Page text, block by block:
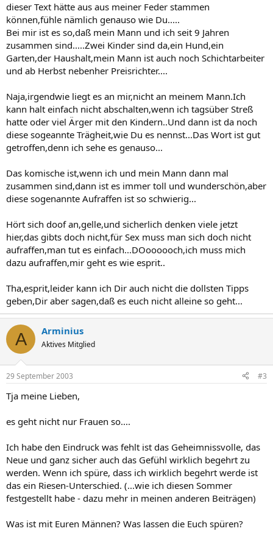
dieser Text hätte aus aus meiner Feder stammen
können,fühle nämlich genauso wie Du.....
Bei mir ist es so,daß mein Mann und ich seit 9 Jahren
zusammen sind.....Zwei Kinder sind da,ein Hund,ein
Garten,der Haushalt,mein Mann ist auch noch Schichtarbeiter
und ab Herbst nebenher Preisrichter....
Naja,irgendwie liegt es an mir,nicht an meinem Mann.Ich
kann halt einfach nicht abschalten,wenn ich tagsüber Streß
hatte oder viel Ärger mit den Kindern..Und dann ist da noch
diese sogeannte Trägheit,wie Du es nennst...Das Wort ist gut
getroffen,denn ich sehe es genauso...
Das komische ist,wenn ich und mein Mann dann mal
zusammen sind,dann ist es immer toll und wunderschön,aber
diese sogenannte Aufraffen ist so schwierig...
Hört sich doof an,gelle,und sicherlich denken viele jetzt
hier,das gibts doch nicht,für Sex muss man sich doch nicht
aufraffen,man tut es einfach...DOoooooch,ich muss mich
dazu aufraffen,mir geht es wie esprit..
Tha,esprit,leider kann ich Dir auch nicht die dollsten Tipps
geben,Dir aber sagen,daß es euch nicht alleine so geht...
A Arminius
Aktives Mitglied
29 September 2003 #3
Tja meine Lieben,
es geht nicht nur Frauen so....
Ich habe den Eindruck was fehlt ist das Geheimnissvolle, das
Neue und ganz sicher auch das Gefühl wirklich begehrt zu
werden. Wenn ich spüre, dass ich wirklich begehrt werde ist
das ein Riesen-Unterschied. (...wie ich diesen Sommer
festgestellt habe - dazu mehr in meinen anderen Beiträgen)
Was ist mit Euren Männen? Was lassen die Euch spüren?